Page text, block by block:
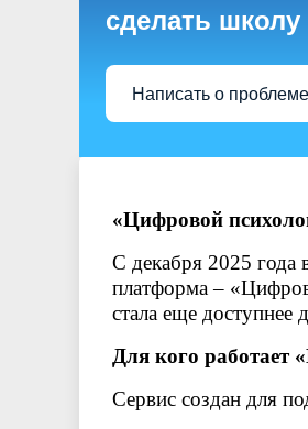
сделать
Написать о проблеме
«Цифровой
С декабря 2025 года
платформа –
стала еще доступнее
Для кого работает
Сервис создан для